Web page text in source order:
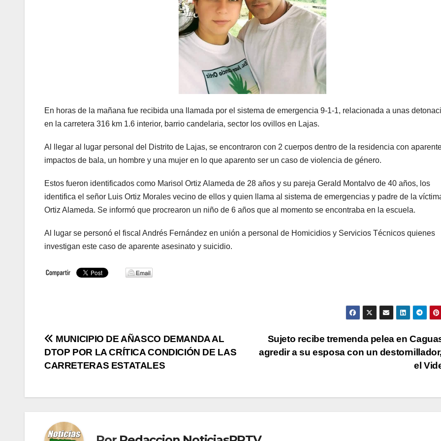
En horas de la mañana fue recibida una llamada por el sistema de emergencia 9-1-1, relacionada a unas
en la carretera 316 km 1.6 interior, barrio candelaria, sector los ovillos en Lajas.
Al llegar al lugar personal del Distrito de Lajas, se encontraron con 2 cuerpos dentro de la residencia con
impactos de bala, un hombre y una mujer en lo que aparento ser un caso de violencia de género.
Estos fueron identificados como Marisol Ortiz Alameda de 28 años y su pareja Gerald Montalvo de 40 años, los
identifica el señor Luis Ortiz Morales vecino de ellos y quien llama al sistema de emergencias y padre de la
Ortiz Alameda. Se informó que procrearon un niño de 6 años que al momento se encontraba en la escuela.
Al lugar se personó el fiscal Andrés Fernández en unión a personal de Homicidios y Servicios Técnicos quienes
investigan este caso de aparente asesinato y suicidio.
Navegación
de
Sujeto recibe tremenda pelea en
agredir a su esposa con un
el
MUNICIPIO DE AÑASCO DEMANDA AL
DTOP POR LA CRÍTICA CONDICIÓN DE LAS
CARRETERAS ESTATALES